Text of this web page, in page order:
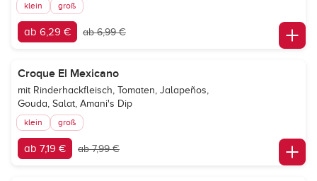
klein groß
ab 6,29 € ab 6,99 €
Croque El Mexicano
mit Rinderhackfleisch, Tomaten, Jalapeños,
Gouda, Salat, Amani's Dip
klein groß
ab 7,19 € ab 7,99 €